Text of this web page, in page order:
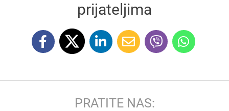
prijateljima
PRATITE NAS: